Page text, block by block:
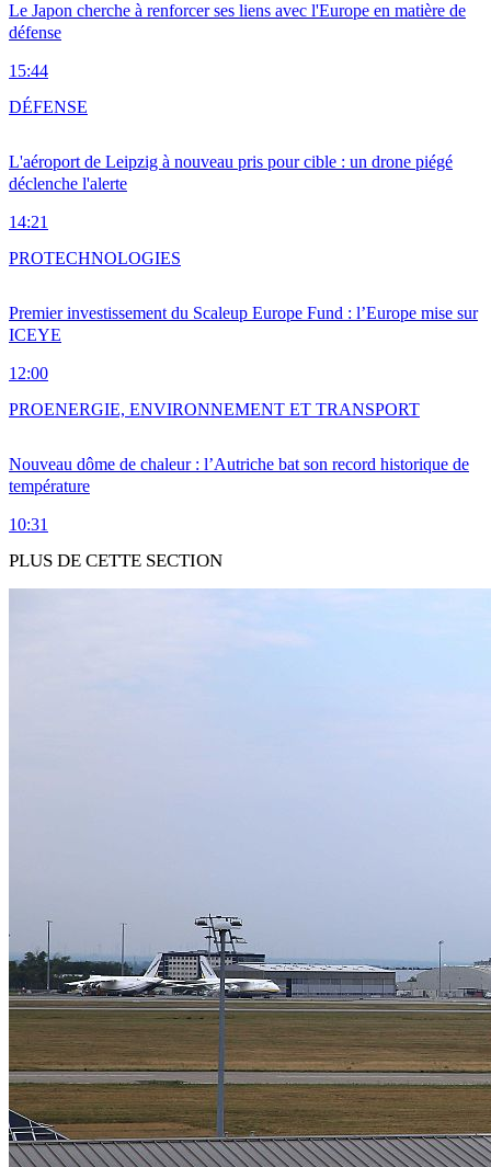
Le Japon cherche à renforcer ses liens avec l'Europe en matière de
défense
15:44
L'aéroport de Leipzig à nouveau pris pour cible : un drone piégé
déclenche l'alerte
14:21
DÉFENSE
Premier investissement du Scaleup Europe Fund : l’Europe mise sur
ICEYE
12:00
PROTECHNOLOGIES
Nouveau dôme de chaleur : l’Autriche bat son record historique de
température
10:31
PROENERGIE, ENVIRONNEMENT ET TRANSPORT
PLUS DE CETTE SECTION